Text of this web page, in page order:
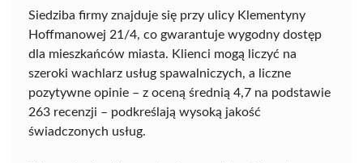
Siedziba firmy znajduje się przy ulicy Klementyny
Hoffmanowej 21/4, co gwarantuje wygodny dostęp
dla mieszkańców miasta. Klienci mogą liczyć na
szeroki wachlarz usług spawalniczych, a liczne
pozytywne opinie – z oceną średnią 4,7 na podstawie
263 recenzji – podkreślają wysoką jakość
świadczonych usług.